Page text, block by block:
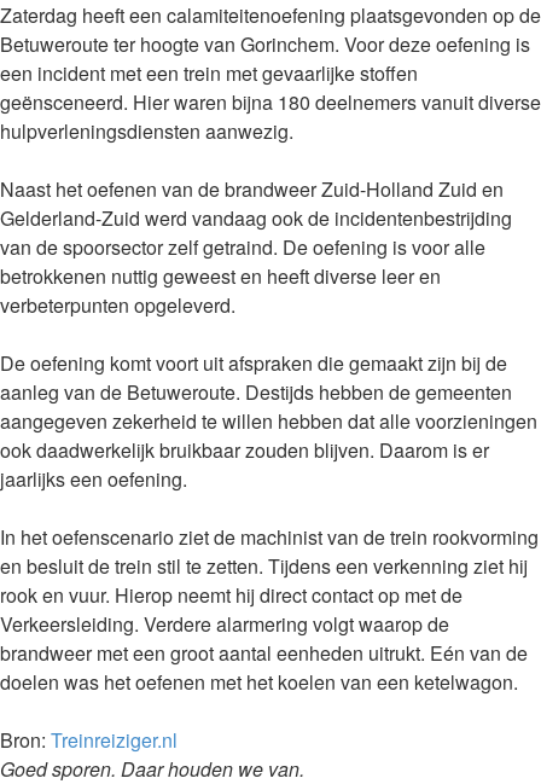
Zaterdag heeft een calamiteitenoefening plaatsgevonden op de
Betuweroute ter hoogte van Gorinchem. Voor deze oefening is
een incident met een trein met gevaarlijke stoffen
geënsceneerd. Hier waren bijna 180 deelnemers vanuit diverse
hulpverleningsdiensten aanwezig.
Naast het oefenen van de brandweer Zuid-Holland Zuid en
Gelderland-Zuid werd vandaag ook de incidentenbestrijding
van de spoorsector zelf getraind. De oefening is voor alle
betrokkenen nuttig geweest en heeft diverse leer en
verbeterpunten opgeleverd.
De oefening komt voort uit afspraken die gemaakt zijn bij de
aanleg van de Betuweroute. Destijds hebben de gemeenten
aangegeven zekerheid te willen hebben dat alle voorzieningen
ook daadwerkelijk bruikbaar zouden blijven. Daarom is er
jaarlijks een oefening.
In het oefenscenario ziet de machinist van de trein rookvorming
en besluit de trein stil te zetten. Tijdens een verkenning ziet hij
rook en vuur. Hierop neemt hij direct contact op met de
Verkeersleiding. Verdere alarmering volgt waarop de
brandweer met een groot aantal eenheden uitrukt. Eén van de
doelen was het oefenen met het koelen van een ketelwagon.
Bron: Treinreiziger.nl
Goed sporen. Daar houden we van.